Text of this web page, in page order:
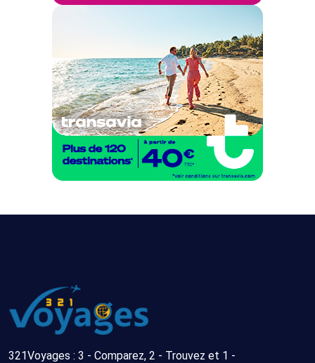
321Voyages : 3 - Comparez, 2 - Trouvez et 1 -